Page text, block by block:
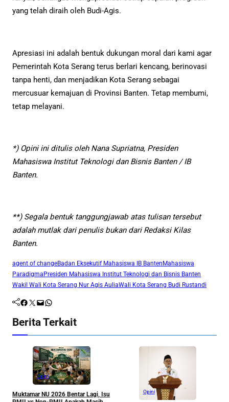
yang telah diraih oleh Budi-Agis.
Apresiasi ini adalah bentuk dukungan moral dari kami agar
Pemerintah Kota Serang terus berlari kencang, berinovasi
tanpa henti, dan menjadikan Kota Serang sebagai
mercusuar kemajuan di Provinsi Banten. Tetap membumi,
tetap melayani.
*) Opini ini ditulis oleh Nana Supriatna, Presiden
Mahasiswa Institut Teknologi dan Bisnis Banten / IB
Banten.
**) Segala bentuk tanggungjawab atas tulisan tersebut
adalah mutlak dari penulis bukan dari Redaksi Kilas
Banten.
agent of changeBadan Eksekutif Mahasiswa IB BantenMahasiswa
ParadigmaPresiden Mahasiswa Institut Teknologi dan Bisnis Banten
Wakil Wali Kota Serang Nur Agis AuliaWali Kota Serang Budi Rustandi
Facebook Twitter Mail WhatsApp
Berita Terkait
Opini
Muktamar NU 2026 Bentar Lagi, Isu
Opini